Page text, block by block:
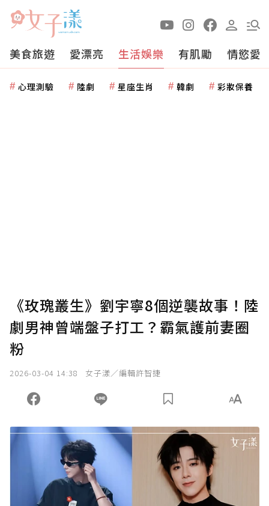
美食旅遊 愛漂亮 生活娛樂 有肌勵 情慾愛
心理測驗 陸劇 星座生肖 韓劇 彩妝保養
《玫瑰叢生》劉宇寧8個逆襲故事！陸
劇男神曾端盤子打工？霸氣護前妻圈
粉
2026-03-04 14:38 女子漾／編輯許智捷